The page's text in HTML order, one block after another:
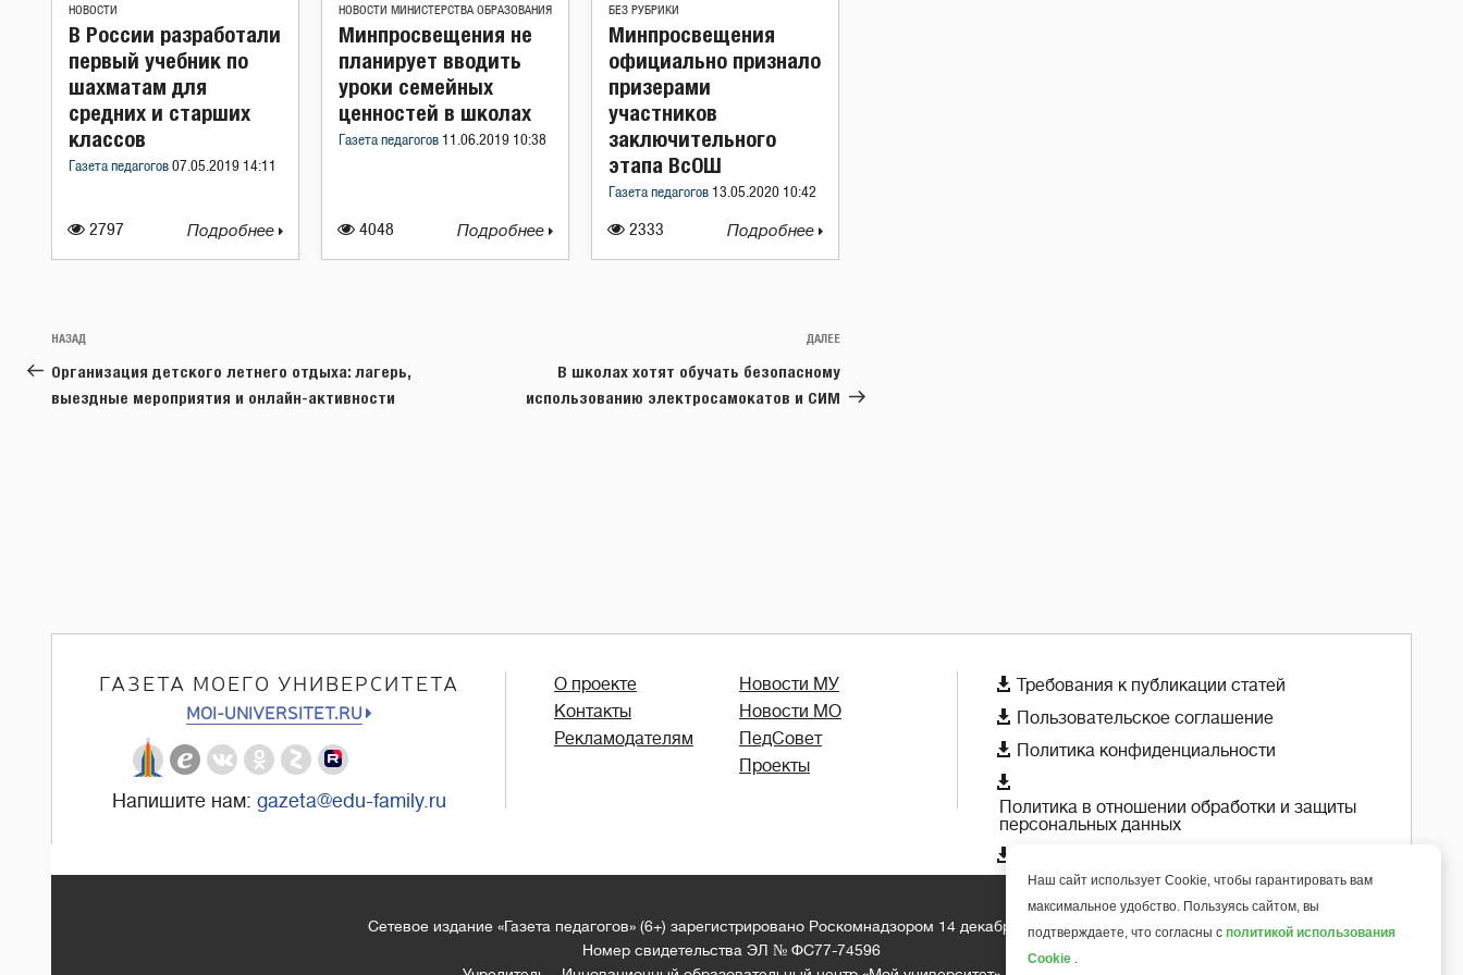
НОВОСТИ
2797
В России разработали
первый учебник по
шахматам для
средних и старших
классов
Газета педагогов 07.05.2019 14:11
Подробнее
НОВОСТИ МИНИСТЕРСТВА ОБРАЗОВАНИЯ
4048
Минпросвещения не
планирует вводить
уроки семейных
ценностей в школах
Газета педагогов 11.06.2019 10:38
Подробнее
БЕЗ РУБРИКИ
2333
Минпросвещения
официально признало
призерами
участников
заключительного
этапа ВсОШ
Газета педагогов 13.05.2020 10:42
Подробнее
Навигация
по
записям
Предыдущая
запись:
НАЗАД
Организация детского летнего отдыха: лагерь,
выездные мероприятия и онлайн-активности
Следующая
запись
ДАЛЕЕ
В школах хотят обучать безопасному
использованию электросамокатов и СИМ
ГАЗЕТА МОЕГО УНИВЕРСИТЕТА
MOI-UNIVERSITET.RU
Напишите нам: gazeta@edu-family.ru
О проекте
Контакты
Рекламодателям
Новости МУ
Новости МО
ПедСовет
Проекты
 Требования к публикации статей
 Пользовательское соглашение
 Политика конфиденциальности

Политика в отношении обработки и защиты
персональных данных

Сетевое издание «Газета педагогов» (6+) зарегистрировано Роскомнадзором 14 декабря 2018 года
Номер свидетельства ЭЛ № ФС77-74596
6+
Наш сайт использует Cookie, чтобы гарантировать вам
максимальное удобство. Пользуясь сайтом, вы
подтверждаете, что согласны с политикой использования
Cookie .